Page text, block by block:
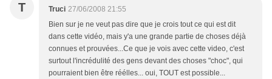
T Truci 27/06/2008 21:55
Bien sur je ne veut pas dire que je crois tout ce qui est dit
dans cette vidéo, mais y'a une grande partie de choses déjà
connues et prouvées...Ce que je vois avec cette video, c'est
surtout l'incrédulité des gens devant des choses "choc", qui
pourraient bien être réélles... oui, TOUT est possible...